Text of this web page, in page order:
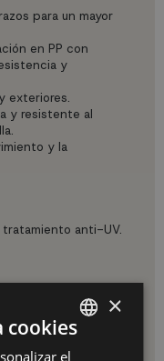
para un mayor
en PP con
y
exteriores.
y resistente al
y la
tratamiento anti-UV.
SPANISH
×
cookies
el